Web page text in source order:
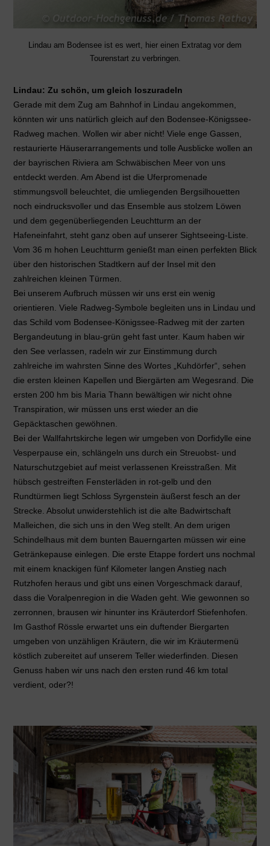
Lindau am Bodensee ist es wert, hier einen Extratag vor dem
Tourenstart zu verbringen.
Lindau: Zu schön, um gleich loszuradeln
Gerade mit dem Zug am Bahnhof in Lindau angekommen,
könnten wir uns natürlich gleich auf den Bodensee-Königssee-
Radweg machen. Wollen wir aber nicht! Viele enge Gassen,
restaurierte Häuserarrangements und tolle Ausblicke wollen an
der bayrischen Riviera am Schwäbischen Meer von uns
entdeckt werden. Am Abend ist die Uferpromenade
stimmungsvoll beleuchtet, die umliegenden Bergsilhouetten
noch eindrucksvoller und das Ensemble aus stolzem Löwen
und dem gegenüberliegenden Leuchtturm an der
Hafeneinfahrt, steht ganz oben auf unserer Sightseeing-Liste.
Vom 36 m hohen Leuchtturm genießt man einen perfekten Blick
über den historischen Stadtkern auf der Insel mit den
zahlreichen kleinen Türmen.
Bei unserem Aufbruch müssen wir uns erst ein wenig
orientieren. Viele Radweg-Symbole begleiten uns in Lindau und
das Schild vom Bodensee-Königssee-Radweg mit der zarten
Bergandeutung in blau-grün geht fast unter. Kaum haben wir
den See verlassen, radeln wir zur Einstimmung durch
zahlreiche im wahrsten Sinne des Wortes „Kuhdörfer“, sehen
die ersten kleinen Kapellen und Biergärten am Wegesrand. Die
ersten 200 hm bis Maria Thann bewältigen wir nicht ohne
Transpiration, wir müssen uns erst wieder an die
Gepäcktaschen gewöhnen.
Bei der Wallfahrtskirche legen wir umgeben von Dorfidylle eine
Vesperpause ein, schlängeln uns durch ein Streuobst- und
Naturschutzgebiet auf meist verlassenen Kreisstraßen. Mit
hübsch gestreiften Fensterläden in rot-gelb und den
Rundtürmen liegt Schloss Syrgenstein äußerst fesch an der
Strecke. Absolut unwiderstehlich ist die alte Badwirtschaft
Malleichen, die sich uns in den Weg stellt. An dem urigen
Schindelhaus mit dem bunten Bauerngarten müssen wir eine
Getränkepause einlegen. Die erste Etappe fordert uns nochmal
mit einem knackigen fünf Kilometer langen Anstieg nach
Rutzhofen heraus und gibt uns einen Vorgeschmack darauf,
dass die Voralpenregion in die Waden geht. Wie gewonnen so
zerronnen, brausen wir hinunter ins Kräuterdorf Stiefenhofen.
Im Gasthof Rössle erwartet uns ein duftender Biergarten
umgeben von unzähligen Kräutern, die wir im Kräutermenü
köstlich zubereitet auf unserem Teller wiederfinden. Diesen
Genuss haben wir uns nach den ersten rund 46 km total
verdient, oder?!